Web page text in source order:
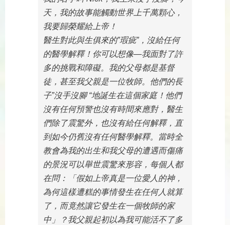
天，我的故事能觸動世界上千萬顆心，
我要歸榮耀給上帝！
醫生對此與生俱來的”瑕疵”，沒給任何
的醫學解釋！你可以想像—我面對了許
多的挑戰和障礙。我的父母都是基督
徒，甚至我父親是一位牧師。他們的長
子”沒手沒腳 “地誕生在這個家庭！他們
沒有任何預警也沒有時間來應對，醫生
們除了震驚外，也沒有給任何解釋，直
到如今仍舊沒有任何醫學解釋。當時全
教會為我的出生和我父母的遭遇而傷痛
的景況可以舉世震驚來形容，每個人都
在問：「假如上帝真是一位愛人的神，
為何這樣遭糕的事情發生在任何人就算
了，而竟然讓它發生在一個牧師的家
中」？我父親起初以為我可能活不了多